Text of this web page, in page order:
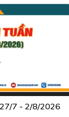
7 - 2/8/2026